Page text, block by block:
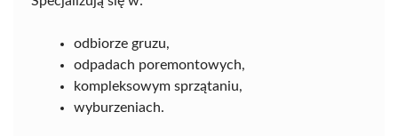
odbiorze gruzu,
odpadach poremontowych,
kompleksowym sprzątaniu,
wyburzeniach.